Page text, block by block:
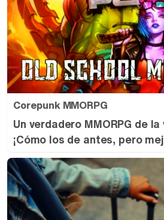
Corepunk MMORPG
Un verdadero MMORPG de
¡Cómo los de antes, pero